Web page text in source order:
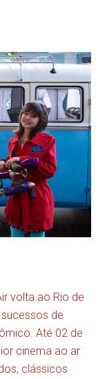
volta ao Rio de
de
Até 02 de
cinema ao ar
clássicos